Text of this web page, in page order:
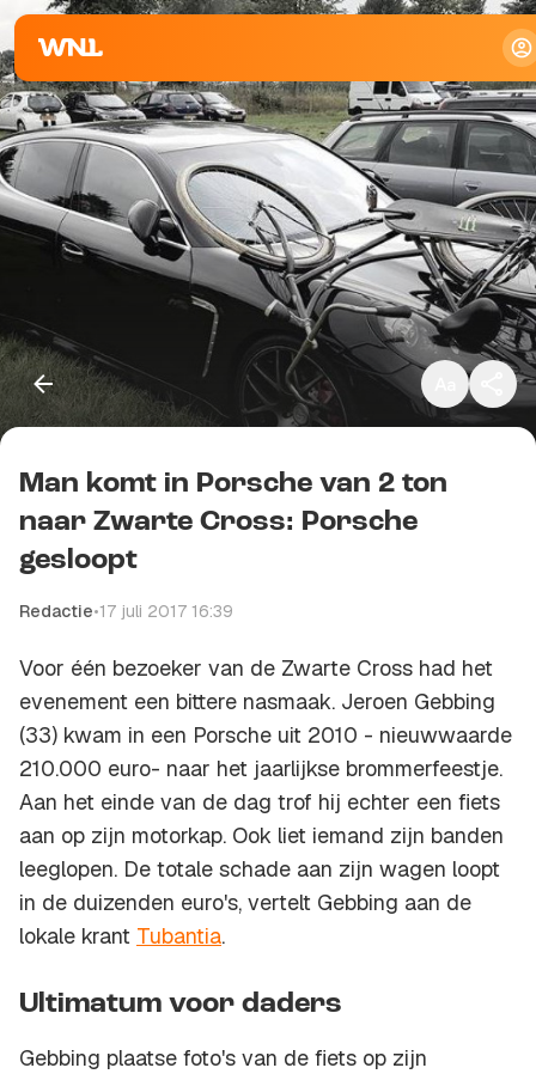
Standaard
Groot
Kopieer link
Man komt in Porsche van 2 ton
naar Zwarte Cross: Porsche
gesloopt
Redactie•17 juli 2017 16:39
Voor één bezoeker van de Zwarte Cross had het
evenement een bittere nasmaak. Jeroen Gebbing
(33) kwam in een Porsche uit 2010 - nieuwwaarde
210.000 euro- naar het jaarlijkse brommerfeestje.
Aan het einde van de dag trof hij echter een fiets
aan op zijn motorkap. Ook liet iemand zijn banden
leeglopen. De totale schade aan zijn wagen loopt
in de duizenden euro's, vertelt Gebbing aan de
lokale krant Tubantia.
Ultimatum voor daders
Gebbing plaatse foto's van de fiets op zijn